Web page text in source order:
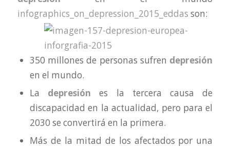
infographics_on_depression_2015_eddas son:
350 millones de personas sufren depresión
en el mundo.
La depresión es la tercera causa de
discapacidad en la actualidad, pero para el
2030 se convertirá en la primera.
Más de la mitad de los afectados por una